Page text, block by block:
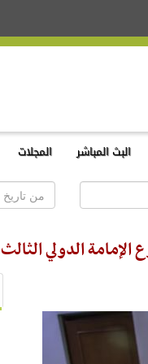
البث المباشر المجلات
الدولي الثالث